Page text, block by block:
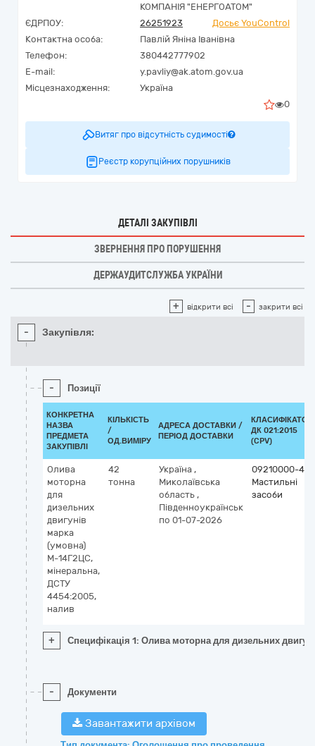
КОМПАНІЯ "ЕНЕРГОАТОМ"
ЄДРПОУ:
26251923
Досьє YouControl
Контактна особа:
Павлій Яніна Іванівна
Телефон:
380442777902
E-mail:
y.pavliy@ak.atom.gov.ua
Місцезнаходження:
Україна
0
Витяг про відсутність судимості
Реєстр корупційних порушників
ДЕТАЛІ ЗАКУПІВЛІ
ЗВЕРНЕННЯ ПРО ПОРУШЕННЯ
ДЕРЖАУДИТСЛУЖБА УКРАЇНИ
+ відкрити всі - закрити всі
- Закупівля:
- Позиції
КОНКРЕТНА
НАЗВА
ПРЕДМЕТА
ЗАКУПІВЛІ
КІЛЬКІСТЬ
/
ОД.ВИМІРУ
АДРЕСА ДОСТАВКИ /
ПЕРІОД ДОСТАВКИ
КЛАСИФІКАТОР
ДК 021:2015
(CPV)
Олива
моторна
для
дизельних
двигунів
марка
(умовна)
М-14Г2ЦС,
мінеральна,
ДСТУ
4454:2005,
налив
42
тонна
Україна ,
Миколаївська
область ,
Південноукраїнськ
по 01-07-2026
09210000-4
Мастильні
засоби
+ Специфікація 1: Олива моторна для дизельних
- Документи
Завантажити архівом